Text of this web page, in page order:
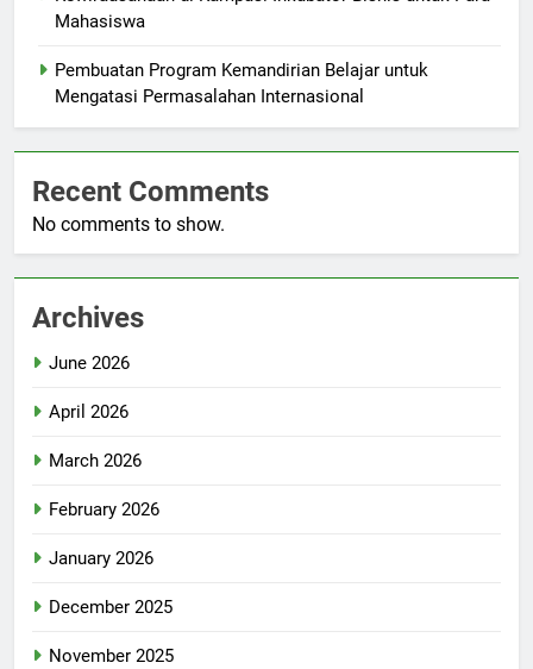
Mahasiswa
Pembuatan Program Kemandirian Belajar untuk
Mengatasi Permasalahan Internasional
Recent Comments
No comments to show.
Archives
June 2026
April 2026
March 2026
February 2026
January 2026
December 2025
November 2025